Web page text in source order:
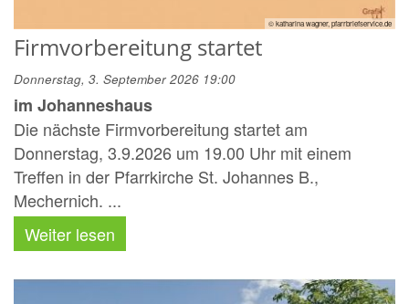
© katharina wagner, pfarrbriefservice.de
Firmvorbereitung startet
Donnerstag, 3. September 2026 19:00
im Johanneshaus
Die nächste Firmvorbereitung startet am
Donnerstag, 3.9.2026 um 19.00 Uhr mit einem
Treffen in der Pfarrkirche St. Johannes B.,
Mechernich. ...
Weiter lesen